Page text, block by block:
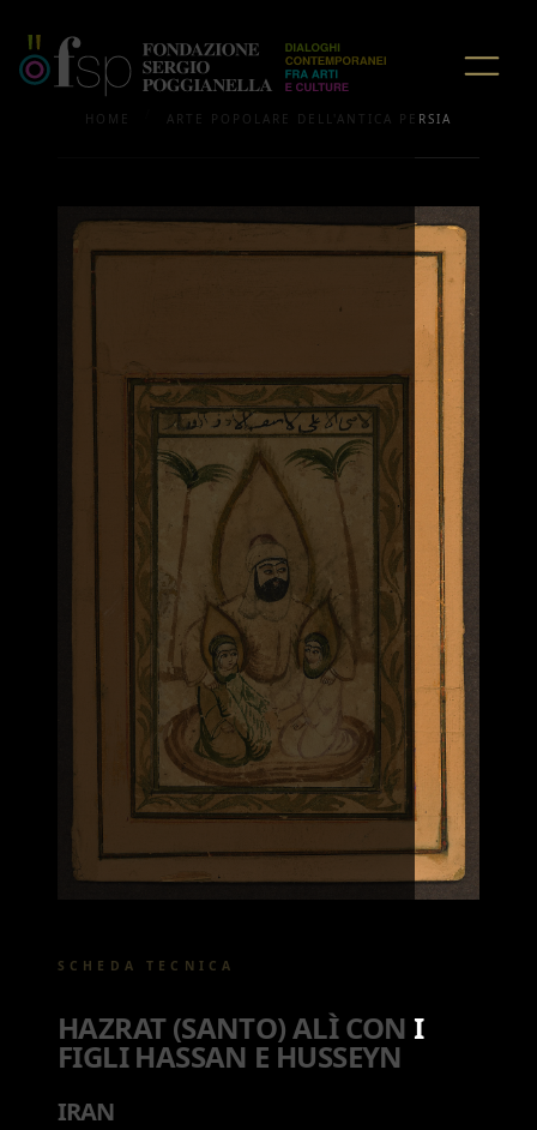
HOME ARTE POPOLARE DELL'ANTICA PERSIA
SCHEDA TECNICA
HAZRAT (SANTO) ALÌ CON I
FIGLI HASSAN E HUSSEYN
IRAN